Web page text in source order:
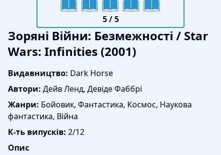
5/ 5
Зоряні Війни: Безмежності / Star
Wars: Infinities (2001)
Видавництво: Dark Horse
Автори: Дейв Ленд, Девіде Фаббрі
Жанри: Бойовик, Фантастика, Космос, Наукова
фантастика, Війна
К-ть випусків: 2/12
Опис